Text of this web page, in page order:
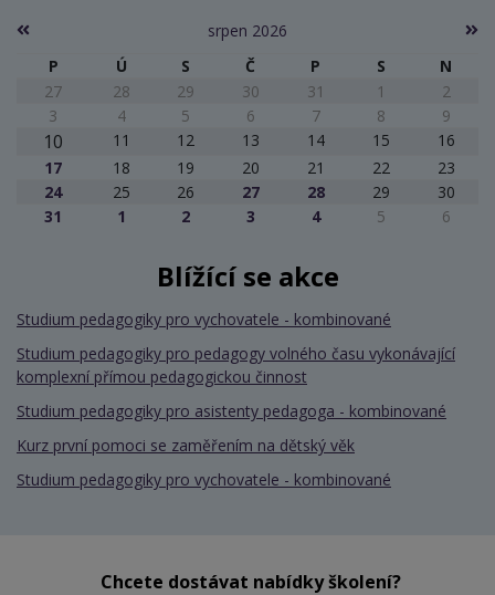
srpen 2026
P
Ú S Č P S
N
27
28 29 30 31 1
2
3
4 5 6 7 8 9
10 11 12 13 14 15
16
17
18 19 20 21 22
23
24
25 26 27 28 29
30
31
1 2 3 4 5 6
Blížící se akce
Studium pedagogiky pro vychovatele - kombinované
Studium pedagogiky pro pedagogy volného času vykonávající
komplexní přímou pedagogickou činnost
Studium pedagogiky pro asistenty pedagoga - kombinované
Kurz první pomoci se zaměřením na dětský věk
Studium pedagogiky pro vychovatele - kombinované
Chcete dostávat nabídky školení?